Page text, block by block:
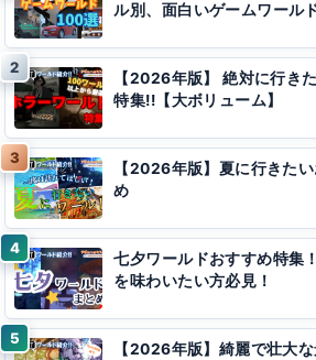
ル別、面白いゲームワール
【2026年版】 絶対に行き
特集!!【大ボリューム】
【2026年版】夏に行きた
め
七夕ワールドおすすめ特集
を味わいたい方必見！
【2026年版】綺麗で壮大